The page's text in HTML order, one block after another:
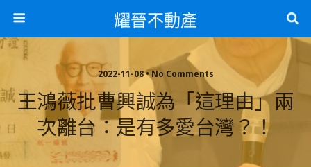
耀晉不動產
2022-11-08 • No Comments
王鴻薇批曹興誠為「這理由」兩
次離台：是有多愛台灣？！